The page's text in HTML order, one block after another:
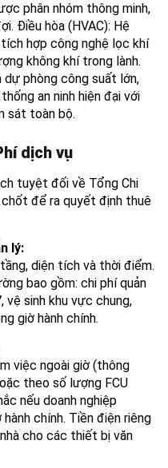
phân nhóm thông minh,
Điều hòa (HVAC): Hệ
hợp công nghệ lọc khí
không khí trong lành.
phòng công suất lớn,
an ninh hiện đại với
sát toàn bộ.
dịch vụ
tuyệt đối về Tổng Chi
để ra quyết định thuê
lý:
diện tích và thời điểm.
bao gồm: chi phí quản
vệ sinh khu vực chung,
giờ hành chính.
việc ngoài giờ (thông
theo số lượng FCU
nếu doanh nghiệp
chính. Tiền điện riêng
cho các thiết bị văn